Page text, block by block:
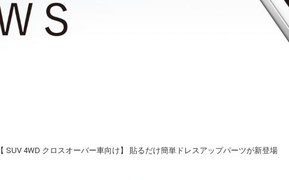
【 SUV 4WD クロスオーバー車向け】 貼るだけ簡単ドレスアップパーツが新登場